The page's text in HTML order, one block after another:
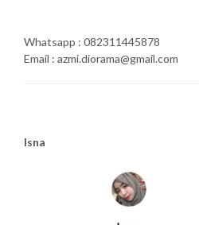
Whatsapp : 082311445878
Email : azmi.diorama@gmail.com
Isna